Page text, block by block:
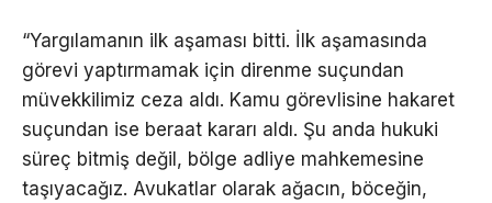
“Yargılamanın ilk aşaması bitti. İlk aşamasında
görevi yaptırmamak için direnme suçundan
müvekkilimiz ceza aldı. Kamu görevlisine hakaret
suçundan ise beraat kararı aldı. Şu anda hukuki
süreç bitmiş değil, bölge adliye mahkemesine
taşıyacağız. Avukatlar olarak ağacın, böceğin,